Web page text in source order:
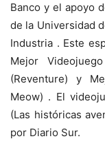
Banco y el apoyo
de la Universidad
Industria . Este
Mejor
(Reventure) y
Meow) . El
(Las históricas
por Diario Sur.